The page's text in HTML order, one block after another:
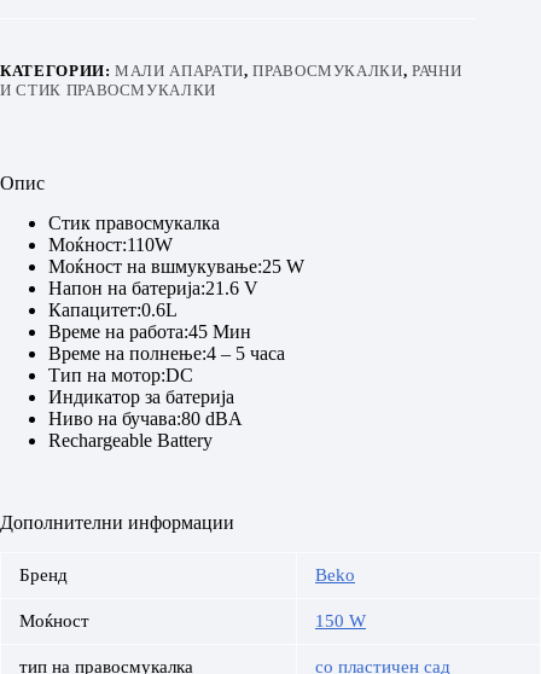
КАТЕГОРИИ:МАЛИ АПАРАТИ,ПРАВОСМУКАЛКИ,РАЧНИ
И СТИК ПРАВОСМУКАЛКИ
Опис
Стик правосмукалка
Моќност:110W
Моќност на вшмукување:25 W
Напон на батерија:21.6 V
Капацитет:0.6L
Време на работа:45 Мин
Време на полнење:4 – 5 часа
Тип на мотор:DC
Индикатор за батерија
Ниво на бучава:80 dBA
Rechargeable Battery
Дополнителни информации
Бренд Beko
Моќност 150 W
тип на правосмукалка со пластичен сад